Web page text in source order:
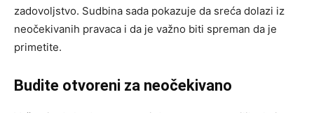
zadovoljstvo. Sudbina sada pokazuje da sreća dolazi iz
neočekivanih pravaca i da je važno biti spreman da je
primetite.
Budite otvoreni za neočekivano